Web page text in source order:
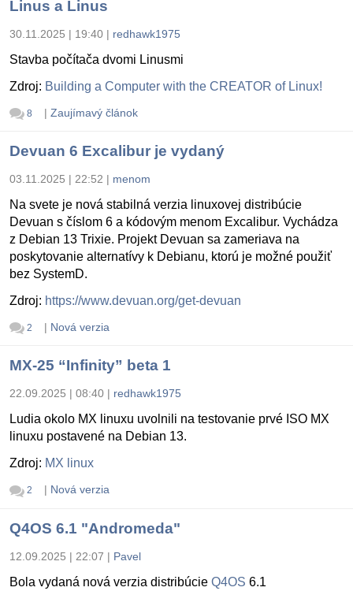
Linus a Linus
30.11.2025 | 19:40 | redhawk1975
Stavba počítača dvomi Linusmi
Zdroj: Building a Computer with the CREATOR of Linux!
8 | Zaujímavý článok
Devuan 6 Excalibur je vydaný
03.11.2025 | 22:52 | menom
Na svete je nová stabilná verzia linuxovej distribúcie
Devuan s číslom 6 a kódovým menom Excalibur. Vychádza
z Debian 13 Trixie. Projekt Devuan sa zameriava na
poskytovanie alternatívy k Debianu, ktorú je možné použiť
bez SystemD.
Zdroj: https://www.devuan.org/get-devuan
2 | Nová verzia
MX-25 “Infinity” beta 1
22.09.2025 | 08:40 | redhawk1975
Ludia okolo MX linuxu uvolnili na testovanie prvé ISO MX
linuxu postavené na Debian 13.
Zdroj: MX linux
2 | Nová verzia
Q4OS 6.1 "Andromeda"
12.09.2025 | 22:07 | Pavel
Bola vydaná nová verzia distribúcie Q4OS 6.1